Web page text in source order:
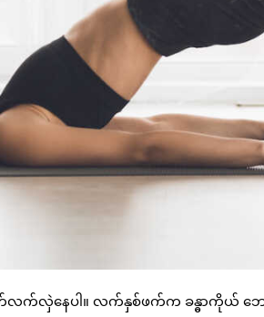
က်လက်လှဲနေပါ။ လက်နှစ်ဖက်က ခန္ဓာကိုယ် ဘ